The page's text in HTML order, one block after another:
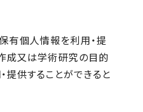
有個人情報を利用・提
成又は学術研究の目的
供することができると